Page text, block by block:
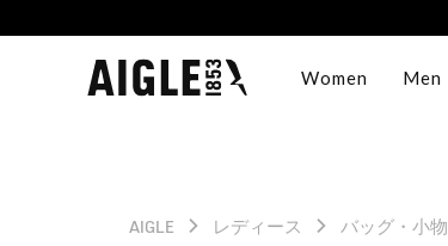
Women Men
AIGLE レディース バッグ・小物